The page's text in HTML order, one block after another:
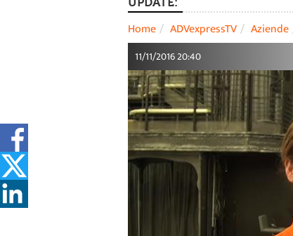
Home ADVexpressTV Aziende
11/11/2016 20:40